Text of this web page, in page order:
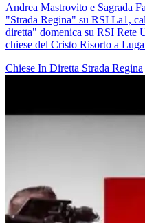
Andrea Mastrovito e Sagrada
"Strada Regina" su RSI La1,
diretta" domenica su RSI Rete
chiese del Cristo Risorto a
Chiese In Diretta Strada Regina